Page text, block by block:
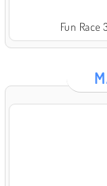
Fun Race